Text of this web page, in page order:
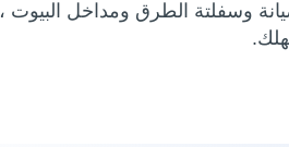
وسفلتة الطرق ومداخل البيوت ،